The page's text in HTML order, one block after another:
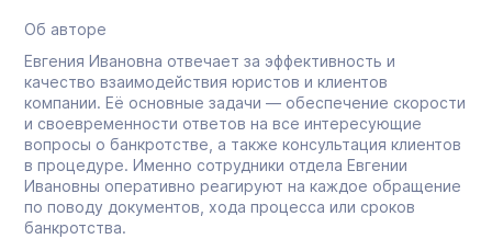
Об авторе
Евгения Ивановна отвечает за эффективность и
качество взаимодействия юристов и клиентов
компании. Её основные задачи — обеспечение скорости
и своевременности ответов на все интересующие
вопросы о банкротстве, а также консультация клиентов
в процедуре. Именно сотрудники отдела Евгении
Ивановны оперативно реагируют на каждое обращение
по поводу документов, хода процесса или сроков
банкротства.